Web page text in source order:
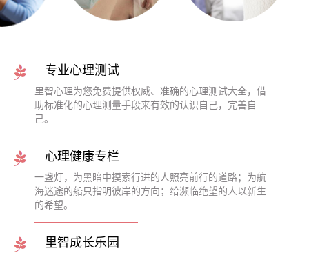
专业心理测试
里智心理为您免费提供权威、准确的心理测试大全，借
助标准化的心理测量手段来有效的认识自己，完善自
己。
心理健康专栏
一盏灯，为黑暗中摸索行进的人照亮前行的道路；为航
海迷途的船只指明彼岸的方向；给濒临绝望的人以新生
的希望。
里智成长乐园